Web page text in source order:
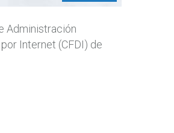
Administración
Internet (CFDI) de